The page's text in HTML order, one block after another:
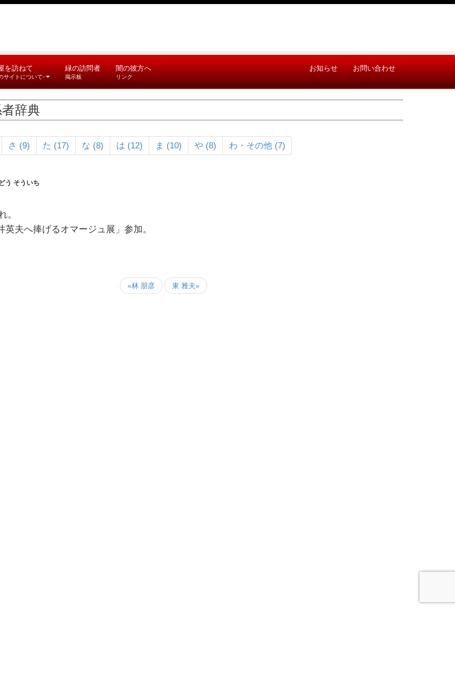
を訪ねて
サイトについて-
緑の訪問者
掲示板
闇の彼方へ
リンク
お知らせ お問い合わせ
辞典
さ (9) た (17) な (8) は (12) ま (10) や (8) わ・その他 (7)
う そういち
。
夫へ捧げるオマージュ展」参加。
«林 朋彦 東 雅夫»